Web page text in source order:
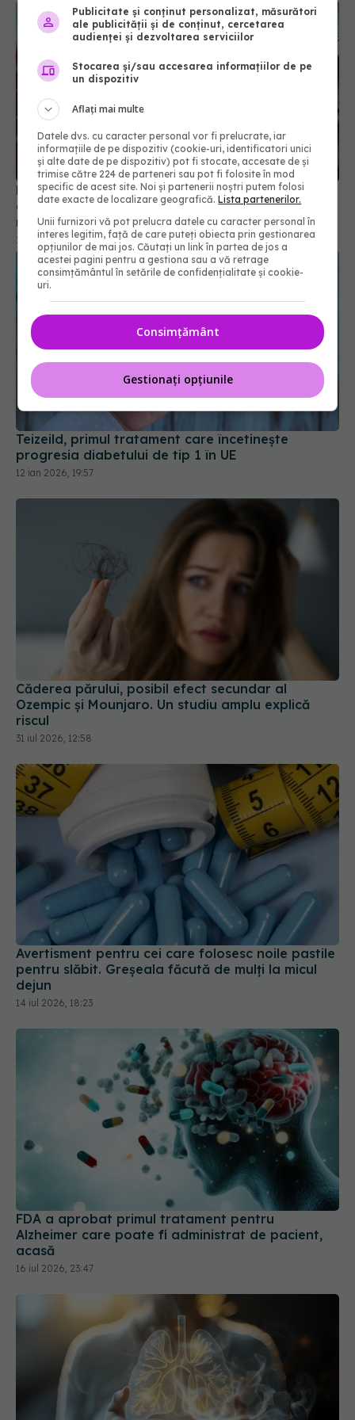
De ce nu trebuie oprit tratamentul pentru
colesterol când analiza iese bună. Explicația unui
medic
13 iul 2026, 18:45
Teizeild, primul tratament care încetinește
progresia diabetului de tip 1 în UE
12 ian 2026, 19:57
Căderea părului, posibil efect secundar al
Ozempic și Mounjaro. Un studiu amplu explică
riscul
31 iul 2026, 12:58
Avertisment pentru cei care folosesc noile pastile
pentru slăbit. Greșeala făcută de mulți la micul
dejun
14 iul 2026, 18:23
FDA a aprobat primul tratament pentru
Alzheimer care poate fi administrat de pacient,
acasă
16 iul 2026, 23:47
Publicitate și conținut personalizat, măsurători
ale publicității și de conținut, cercetarea
audienței și dezvoltarea serviciilor
Stocarea și/sau accesarea informațiilor de pe
un dispozitiv
Aflați mai multe
Datele dvs. cu caracter personal vor fi prelucrate, iar
informațiile de pe dispozitiv (cookie-uri, identificatori unici
și alte date de pe dispozitiv) pot fi stocate, accesate de și
trimise către 224 de parteneri sau pot fi folosite în mod
specific de acest site. Noi și partenerii noștri putem folosi
date exacte de localizare geografică.Lista partenerilor.
Unii furnizori vă pot prelucra datele cu caracter personal în
interes legitim, față de care puteți obiecta prin gestionarea
opțiunilor de mai jos. Căutați un link în partea de jos a
acestei pagini pentru a gestiona sau a vă retrage
consimțământul în setările de confidențialitate și cookie-
uri.
Consimțământ
Gestionați opțiunile